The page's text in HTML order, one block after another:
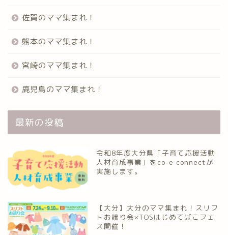
佐賀のママ集まれ！
熊本のママ集まれ！
宮崎のママ集まれ！
鹿児島のママ集まれ！
最新の投稿
令和8年度大分県「子育て応援活動
人材育成事業」をco-e connectが
実施します。
【大分】大分のママ集まれ！スリフ
トお譲り会×TOSはじめてばこフェ
ス開催！